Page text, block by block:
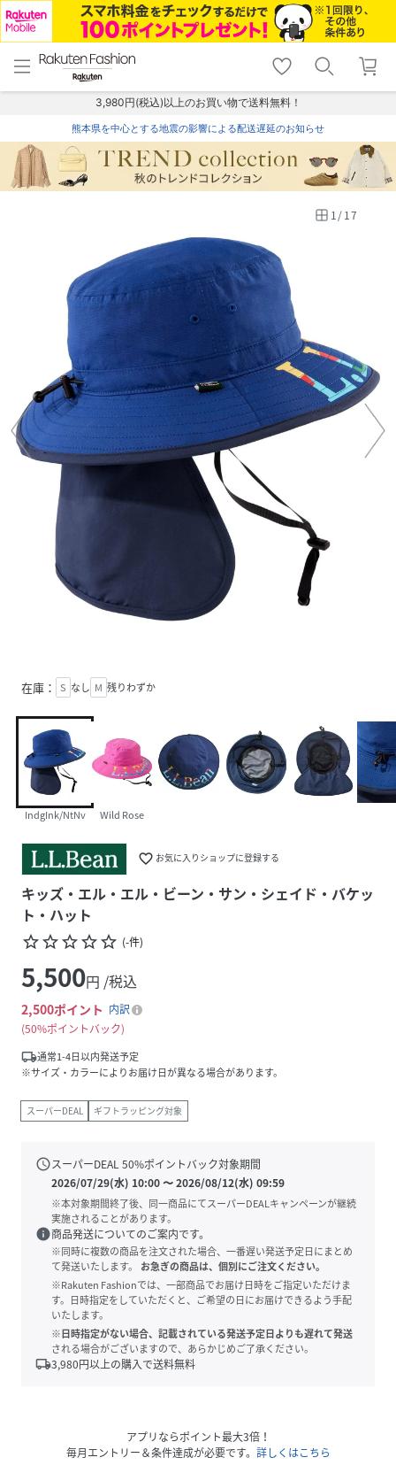
menu home
トップ
shopping_cart lock_outline
ログイン
3,980円(税込)以上のお買い物で送料無料！
熊本県を中心とする地震の影響による配送遅延のお知らせ
1/17
在庫： S なし M 残りわずか
IndgInk/NtNv Wild Rose
favorite_border お気に入りショップに登録する
キッズ・エル・エル・ビーン・サン・シェイド・バケッ
ト・ハット
star_borderstar_borderstar_borderstar_borderstar_border (-件)
5,500円 /税込
2,500ポイント 内訳
50%ポイントバック
local_shipping通常1-4日以内発送予定
※サイズ・カラーによりお届け日が異なる場合があります。
スーパーDEAL ギフトラッピング対象
scheduleスーパーDEAL50%ポイントバック対象期間
2026/07/29(水) 10:00〜2026/08/12(水) 09:59
※本対象期間終了後、同一商品にてスーパーDEALキャンペーンが継続
実施されることがあります。
info商品発送についてのご案内です。
※同時に複数の商品を注文された場合、一番遅い発送予定日にまとめ
て発送いたします。
お急ぎの商品は、個別にご注文ください。
※Rakuten Fashionでは、一部商品でお届け日時をご指定いただけま
す。日時指定をしていただくと、ご希望の日にお届けできるよう手配
いたします。
※日時指定がない場合、記載されている発送予定日よりも遅れて発送
される場合がございますので、あらかじめご了承ください。
local_shipping3,980円以上の購入で送料無料
アプリならポイント最大3倍！
毎月エントリー＆条件達成が必要です。 詳しくはこちら